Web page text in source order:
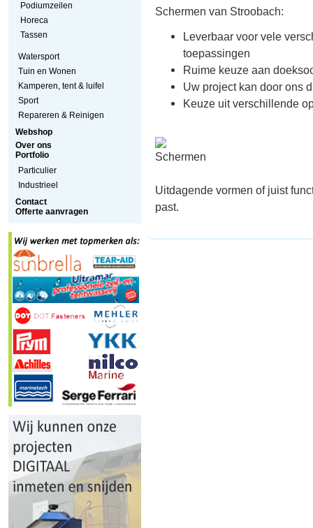
Podiumzeilen
Horeca
Tassen
Watersport
Tuin en Wonen
Kamperen, tent & luifel
Sport
Repareren & Reinigen
Webshop
Over ons
Portfolio
Particulier
Industrieel
Contact
Offerte aanvragen
Schermen van Stroobach:
Leverbaar voor vele
toepassingen
Ruime keuze aan
Uw project kan door ons
Keuze uit verschillende
Uitdagende vormen of juist
past.